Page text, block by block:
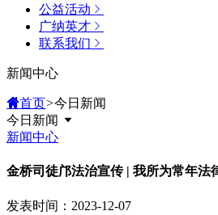
公益活动
广纳英才
联系我们
新闻中心
首页>今日新闻
今日新闻
新闻中心
金桥司徒邝法治宣传 | 我所为常年
发表时间：2023-12-07